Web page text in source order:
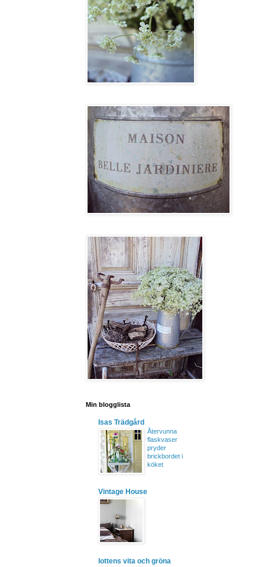
Min blogglista
Isas Trädgård
Återvunna
flaskvaser
pryder
brickbordet i
köket
Vintage House
lottens vita och gröna